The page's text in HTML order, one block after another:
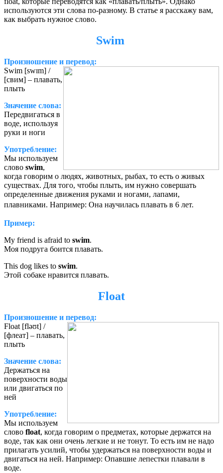
используются эти слова по-разному. В статье я расскажу вам,
как выбрать нужное слово.
Swim
Произношение и перевод:
Swim [swɪm] /
[свим] – плавать,
плыть
Значение слова:
Передвигаться в
воде, используя
руки и ноги
Употребление:
Мы используем
слово swim,
когда говорим о людях, животных, рыбах, то есть о живых
существах. Для того, чтобы плыть, им нужно совершать
определенные движения руками и ногами, лапами,
плавниками. Например: Она научилась плавать в 6 лет.
Пример:
My friend is afraid to swim.
Моя подруга боится плавать.
This dog likes to swim.
Этой собаке нравится плавать.
Float
Произношение и перевод:
Float [fləʊt] /
[флеат] – плавать,
плыть
Значение слова:
Держаться на
поверхности воды
или двигаться по
ней
Употребление:
Мы используем
слово float, когда говорим о предметах, которые держатся на
воде, так как они очень легкие и не тонут. То есть им не надо
прилагать усилий, чтобы удержаться на поверхности воды и
двигаться на ней. Например: Опавшие лепестки плавали в
воде.